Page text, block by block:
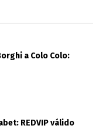
a Colo Colo:
REDVIP válido